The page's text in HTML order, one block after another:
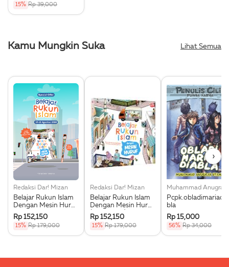
15% Rp 39,000
Kamu Mungkin Suka Lihat Semua
Redaksi Dar! Mizan
Belajar Rukun Islam
Dengan Mesin Huruf
- Special Offer -
Bonus Al-Qur'an
Pointer
Rp 152,150
15% Rp 179,000
Redaksi Dar! Mizan
Belajar Rukun Islam
Dengan Mesin Huruf
(Hardcover)
Rp 152,150
15% Rp 179,000
Pcpk.obladimariadia
bla
Rp 15,000
56% Rp 34,000
›